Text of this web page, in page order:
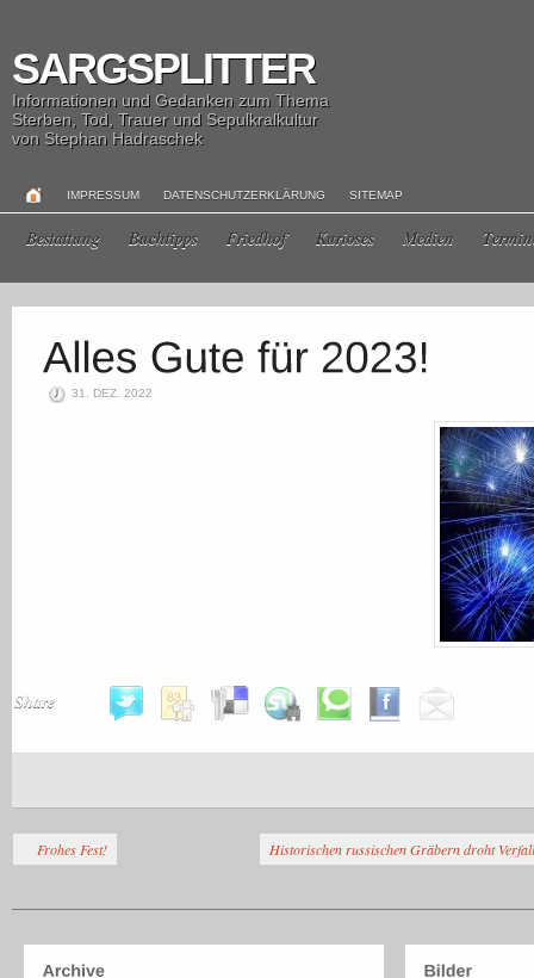
SARGSPLITTER
Informationen und Gedanken zum Thema
Sterben, Tod, Trauer und Sepulkralkultur
von Stephan Hadraschek
IMPRESSUM DATENSCHUTZERKLÄRUNG SITEMAP
Bestattung Buchtipps Friedhof Kurioses Medien
31. DEZ. 2022
Share
Frohes Fest! Historischen russischen Gräbern droht